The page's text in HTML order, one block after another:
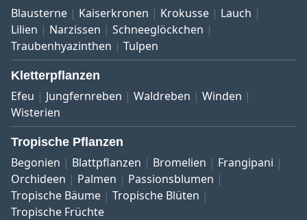
Blausterne Kaiserkronen Krokusse
Lauch
Lilien
Narzissen
Schneeglöckchen
Traubenhyazinthen
Tulpen
Kletterpflanzen
Efeu Jungfernreben Waldreben
Winden
Wisterien
Tropische Pflanzen
Begonien Blattpflanzen Bromelien
Frangipani
Orchideen
Palmen
Passionsblumen
Tropische Bäume
Tropische Blüten
Tropische Früchte